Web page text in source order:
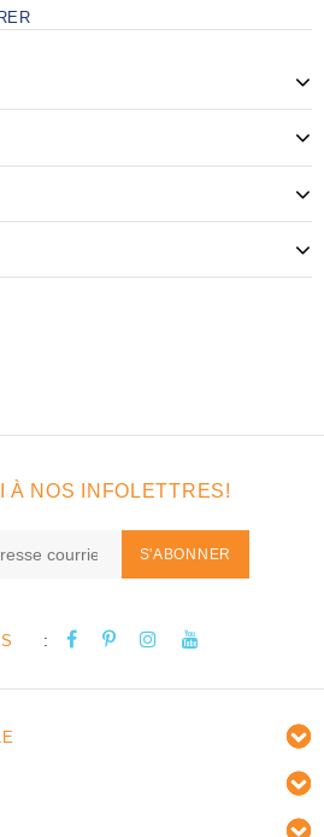
À NOS INFOLETTRES!
S'ABONNER
: